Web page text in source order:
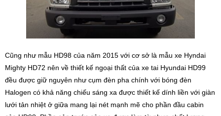
Cũng như mẫu HD98 của năm 2015 với cơ sở là mẫu xe Hyndai
Mighty HD72 nên về thiết kế ngoại thất của xe tai Hyundai HD99
đều được giữ nguyên như cụm đèn pha chính với bóng đèn
Halogen có khả năng chiếu sáng xa được thiết kế dính liền với giàn
lưới tản nhiệt ở giữa mang lại nét mạnh mẽ cho phần đầu cabin